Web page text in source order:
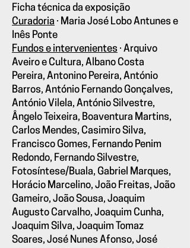
Ficha técnica da exposição
Curadoria · Maria José Lobo Antunes e
Inês Ponte
Fundos e intervenientes · Arquivo
Aveiro e Cultura, Albano Costa
Pereira, Antonino Pereira, António
Barros, António Fernando Gonçalves,
António Vilela, António Silvestre,
Ângelo Teixeira, Boaventura Martins,
Carlos Mendes, Casimiro Silva,
Francisco Gomes, Fernando Penim
Redondo, Fernando Silvestre,
Fotosíntese/Buala, Gabriel Marques,
Horácio Marcelino, João Freitas, João
Gameiro, João Sousa, Joaquim
Augusto Carvalho, Joaquim Cunha,
Joaquim Silva, Joaquim Tomaz
Soares, José Nunes Afonso, José